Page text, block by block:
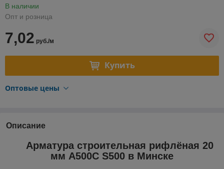
В наличии
Опт и розница
7,02 руб./м
Купить
Оптовые цены
Описание
Арматура строительная рифлёная 20
мм А500С S500 в Минске